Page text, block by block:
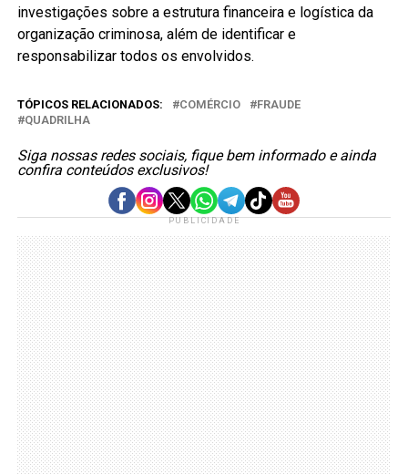
investigações sobre a estrutura financeira e logística da
organização criminosa, além de identificar e
responsabilizar todos os envolvidos.
TÓPICOS RELACIONADOS: COMÉRCIO
FRAUDE
QUADRILHA
Siga nossas redes sociais, fique bem informado e ainda
confira conteúdos exclusivos!
PUBLICIDADE